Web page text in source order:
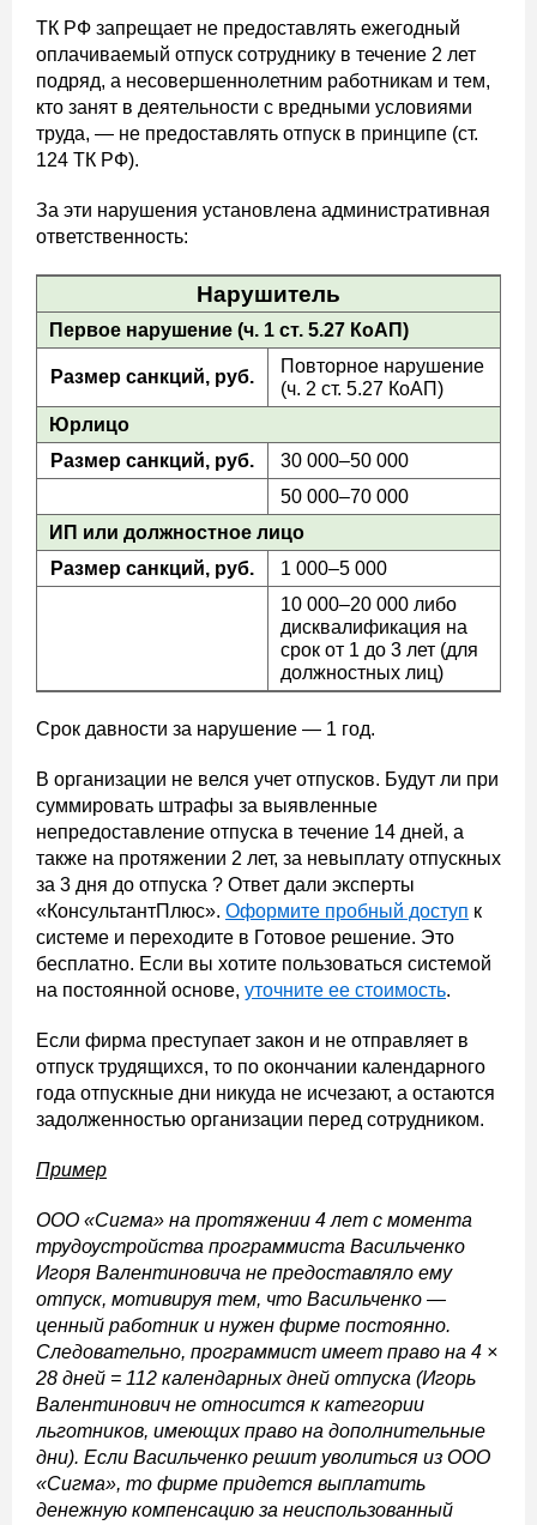
ТК РФ запрещает не предоставлять ежегодный
оплачиваемый отпуск сотруднику в течение 2 лет
подряд, а несовершеннолетним работникам и тем,
кто занят в деятельности с вредными условиями
труда, — не предоставлять отпуск в принципе (ст.
124 ТК РФ).
За эти нарушения установлена административная
ответственность:
Нарушитель
Первое нарушение (ч. 1 ст. 5.27 КоАП)
Размер санкций, руб.
Повторное нарушение
(ч. 2 ст. 5.27 КоАП)
Юрлицо
Размер санкций, руб.
30 000–50 000
50 000–70 000
ИП или должностное лицо
Размер санкций, руб.
1 000–5 000
10 000–20 000 либо
дисквалификация на
срок от 1 до 3 лет (для
должностных лиц)
Срок давности за нарушение — 1 год.
В организации не велся учет отпусков. Будут ли при
суммировать штрафы за выявленные
непредоставление отпуска в течение 14 дней, а
также на протяжении 2 лет, за невыплату отпускных
за 3 дня до отпуска ? Ответ дали эксперты
«КонсультантПлюс». Оформите пробный доступ к
системе и переходите в Готовое решение. Это
бесплатно. Если вы хотите пользоваться системой
на постоянной основе, уточните ее стоимость.
Если фирма преступает закон и не отправляет в
отпуск трудящихся, то по окончании календарного
года отпускные дни никуда не исчезают, а остаются
задолженностью организации перед сотрудником.
Пример
ООО «Сигма» на протяжении 4 лет с момента
трудоустройства программиста Васильченко
Игоря Валентиновича не предоставляло ему
отпуск, мотивируя тем, что Васильченко —
ценный работник и нужен фирме постоянно.
Следовательно, программист имеет право на 4 ×
28 дней = 112 календарных дней отпуска (Игорь
Валентинович не относится к категории
льготников, имеющих право на дополнительные
дни). Если Васильченко решит уволиться из ООО
«Сигма», то фирме придется выплатить
денежную компенсацию за неиспользованный